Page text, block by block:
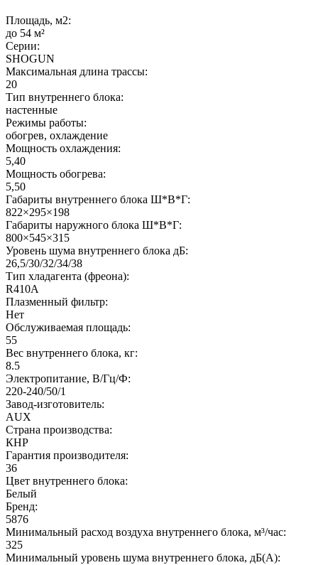
Площадь, м2:
до 54 м²
Серии:
SHOGUN
Максимальная длина трассы:
20
Тип внутреннего блока:
настенные
Режимы работы:
обогрев, охлаждение
Мощность охлаждения:
5,40
Мощность обогрева:
5,50
Габариты внутреннего блока Ш*В*Г:
822×295×198
Габариты наружного блока Ш*В*Г:
800×545×315
Уровень шума внутреннего блока дБ:
26,5/30/32/34/38
Тип хладагента (фреона):
R410A
Плазменный фильтр:
Нет
Обслуживаемая площадь:
55
Вес внутреннего блока, кг:
8.5
Электропитание, В/Гц/Ф:
220-240/50/1
Завод-изготовитель:
AUX
Страна производства:
КНР
Гарантия производителя:
36
Цвет внутреннего блока:
Белый
Бренд:
5876
Минимальный расход воздуха внутреннего блока, м³/час:
325
Минимальный уровень шума внутреннего блока, дБ(А):